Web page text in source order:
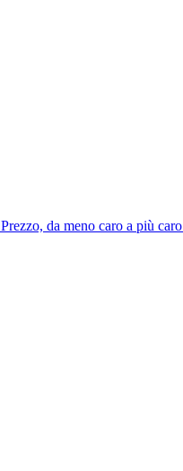
Prezzo, da meno caro a più caro